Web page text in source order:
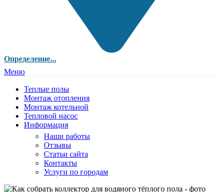
Определение...
Меню
Теплые полы
Монтаж отопления
Монтаж котельной
Тепловой насос
Информация
Наши работы
Отзывы
Статьи сайта
Контакты
Услуги по городам